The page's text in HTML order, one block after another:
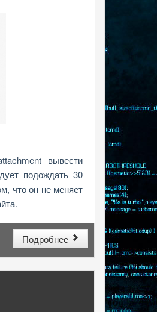
вывести
подождать 30
что он не меняет
Подробнее